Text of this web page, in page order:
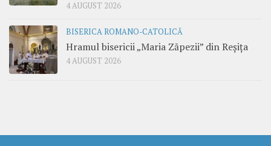
4 AUGUST 2026
BISERICA ROMANO-CATOLICĂ
Hramul bisericii „Maria Zăpezii” din Reșița
4 AUGUST 2026